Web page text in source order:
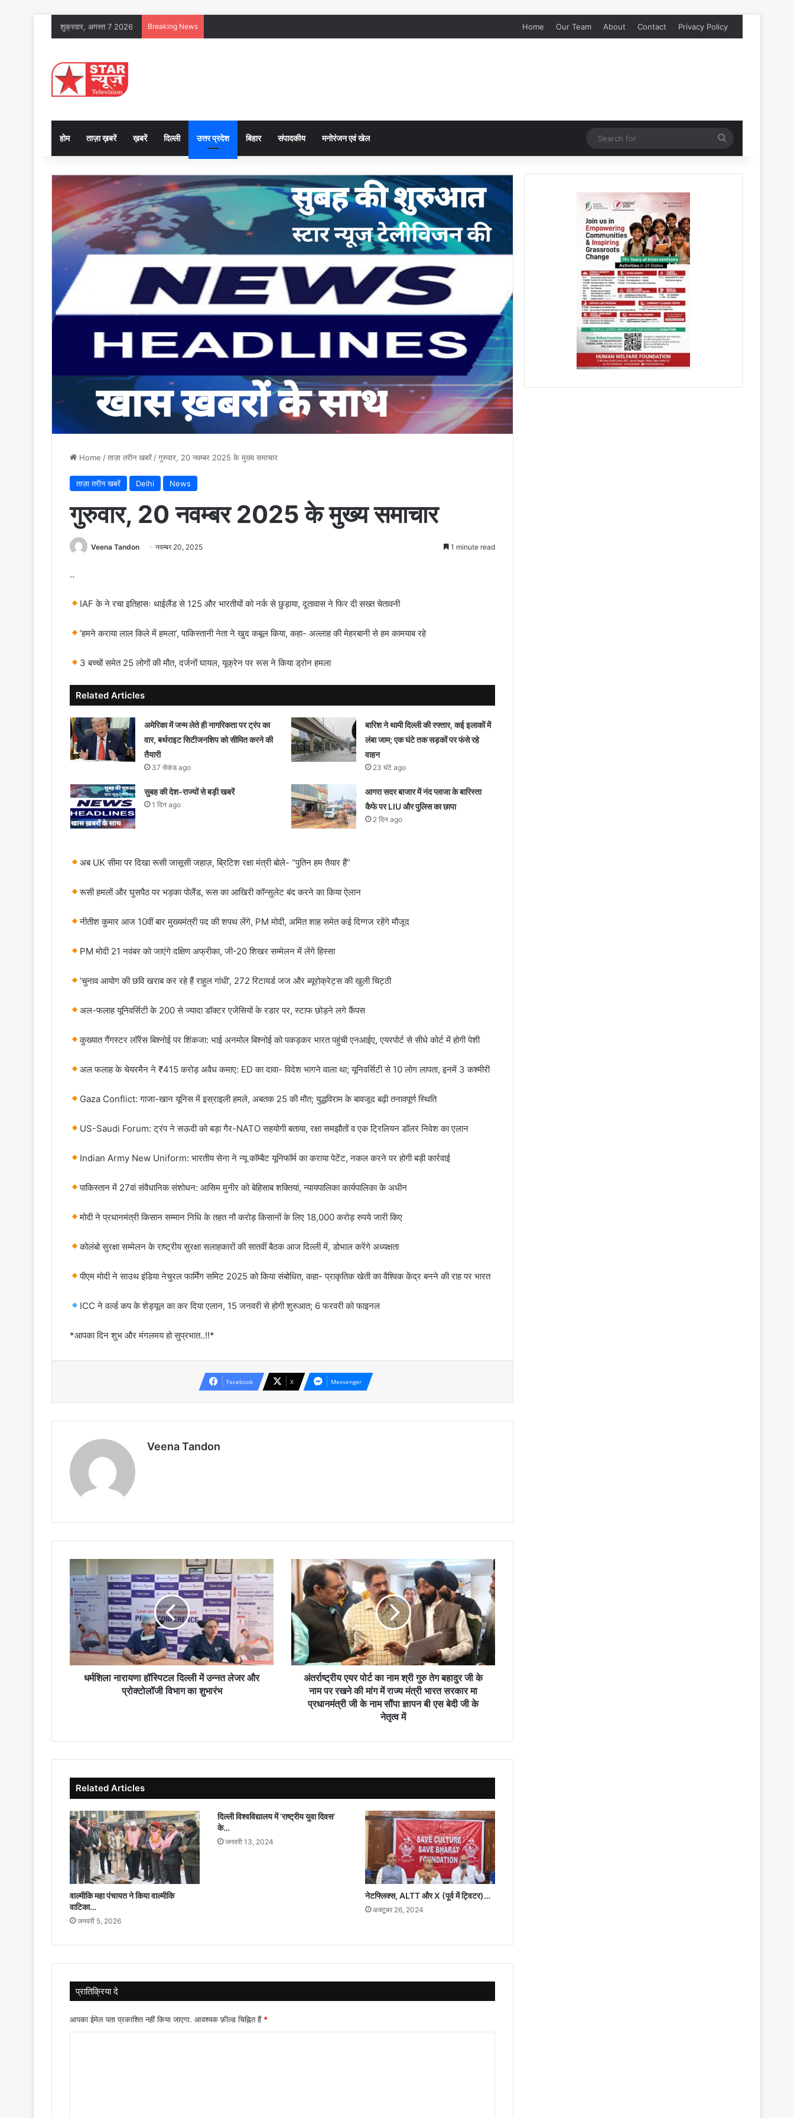
शुक्रवार, अगस्त 7 2026 Breaking News Home Our Team About Contact Privacy Policy
होम ताज़ा ख़बरें ख़बरें दिल्ली उत्तर प्रदेश बिहार संपादकीय मनोरंजन एवं खेल
for
Home /ताज़ा तरीन खबरें /गुरुवार, 20 नवम्बर 2025 के मुख्य समाचार
ताज़ा तरीन खबरें Delhi News
गुरुवार, 20 नवम्बर 2025 के मुख्य समाचार
Veena Tandon नवम्बर 20, 2025 1 minute read
..
IAF के ने रचा इतिहासः थाईलैंड से 125 और भारतीयों को नर्क से छुड़ाया, दूतावास ने फिर दी सख्त चेतावनी
’हमने कराया लाल किले में हमला’, पाकिस्तानी नेता ने खुद कबूल किया, कहा- अल्लाह की मेहरबानी से हम कामयाब रहे
3 बच्चों समेत 25 लोगों की मौत, दर्जनों घायल, यूक्रेन पर रूस ने किया ड्रोन हमला
Related Articles
अमेरिका में जन्म लेते ही नागरिकता पर ट्रंप का
वार, बर्थराइट सिटीजनशिप को सीमित करने की
तैयारी
37 सेकंड ago
बारिश ने थामी दिल्ली की रफ्तार, कई इलाकों में
लंबा जाम; एक घंटे तक सड़कों पर फंसे रहे
वाहन
23 घंटे ago
सुबह की देश-राज्यों से बड़ी खबरें
1 दिन ago
आगरा सदर बाजार में नंद प्लाजा के बारिस्ता
कैफे पर LIU और पुलिस का छापा
2 दिन ago
अब UK सीमा पर दिखा रूसी जासूसी जहाज़, ब्रिटिश रक्षा मंत्री बोले- “पुतिन हम तैयार हैं”
रूसी हमलों और घुसपैठ पर भड़का पोलैंड, रूस का आखिरी कॉन्सुलेट बंद करने का किया ऐलान
नीतीश कुमार आज 10वीं बार मुख्यमंत्री पद की शपथ लेंगे, PM मोदी, अमित शाह समेत कई दिग्गज रहेंगे मौजूद
PM मोदी 21 नवंबर को जाएंगे दक्षिण अफ्रीका, जी-20 शिखर सम्मेलन में लेंगे हिस्सा
’चुनाव आयोग की छवि खराब कर रहे हैं राहुल गांधी’, 272 रिटायर्ड जज और ब्यूरोक्रेट्स की खुली चिट्ठी
अल-फलाह यूनिवर्सिटी के 200 से ज्यादा डॉक्टर एजेंसियों के रडार पर, स्टाफ छोड़ने लगे कैंपस
कुख्यात गैंगस्टर लॉरेंस बिश्नोई पर शिंकजा: भाई अनमोल बिश्नोई को पकड़कर भारत पहुंची एनआईए, एयरपोर्ट से सीधे कोर्ट में होगी पेशी
अल फलाह के चेयरमैन ने ₹415 करोड़ अवैध कमाए: ED का दावा- विदेश भागने वाला था; यूनिवर्सिटी से 10 लोग लापता, इनमें 3 कश्मीरी
Gaza Conflict: गाजा-खान यूनिस में इस्राइली हमले, अबतक 25 की मौत; युद्धविराम के बावजूद बढ़ी तनावपूर्ण स्थिति
US-Saudi Forum: ट्रंप ने सऊदी को बड़ा गैर-NATO सहयोगी बताया, रक्षा समझौतों व एक ट्रिलियन डॉलर निवेश का एलान
Indian Army New Uniform: भारतीय सेना ने न्यू कॉम्बैट यूनिफॉर्म का कराया पेटेंट, नकल करने पर होगी बड़ी कार्रवाई
पाकिस्तान में 27वां संवैधानिक संशोधन: आसिम मुनीर को बेहिसाब शक्तियां, न्यायपालिका कार्यपालिका के अधीन
मोदी ने प्रधानमंत्री किसान सम्मान निधि के तहत नौ करोड़ किसानों के लिए 18,000 करोड़ रुपये जारी किए
कोलंबो सुरक्षा सम्मेलन के राष्ट्रीय सुरक्षा सलाहकारों की सातवीं बैठक आज दिल्ली में, डोभाल करेंगे अध्यक्षता
पीएम मोदी ने साउथ इंडिया नेचुरल फार्मिंग समिट 2025 को किया संबोधित, कहा- प्राकृतिक खेती का वैश्विक केंद्र बनने की राह पर भारत
ICC ने वर्ल्ड कप के शेड्यूल का कर दिया एलान, 15 जनवरी से होगी शुरुआत; 6 फरवरी को फाइनल
*आपका दिन शुभ और मंगलमय हो सुप्रभात..!!*
Facebook X Messenger
Veena Tandon
नारायणा
हॉस्पिटल
दिल्ली
उन्नत
लेजर
और
प्रोक्टोलॉजी
विभागधर्मशिला नारायणा हॉस्पिटल दिल्ली में उन्नत लेजर और
प्रोक्टोलॉजी विभाग का शुभारंभ
अंतर्राष्ट्रीय
एयर
का
नाम
श्री
गुरु
तेग
बहादुर
में
भारत
सरकार
मा
के
अंतर्राष्ट्रीय एयर पोर्ट का नाम श्री गुरु तेग बहादुर जी के
नाम पर रखने की मांग में राज्य मंत्री भारत सरकार मा
प्रधानमंत्री जी के नाम सौंपा ज्ञापन बी एस बेदी जी के
नेतृत्व में
Related Articles
वाल्मीकि महा पंचायत ने किया वाल्मीकि
वाटिका…
जनवरी 5, 2026
दिल्ली विश्वविद्यालय में ‘राष्ट्रीय युवा दिवस’
के…
जनवरी 13, 2024
नेटफ्लिक्स, ALTT और X (पूर्व में ट्विटर)…
अक्टूबर 26, 2024
प्रातिक्रिया दे
आपका ईमेल पता प्रकाशित नहीं किया जाएगा. आवश्यक फ़ील्ड चिह्नित हैं *